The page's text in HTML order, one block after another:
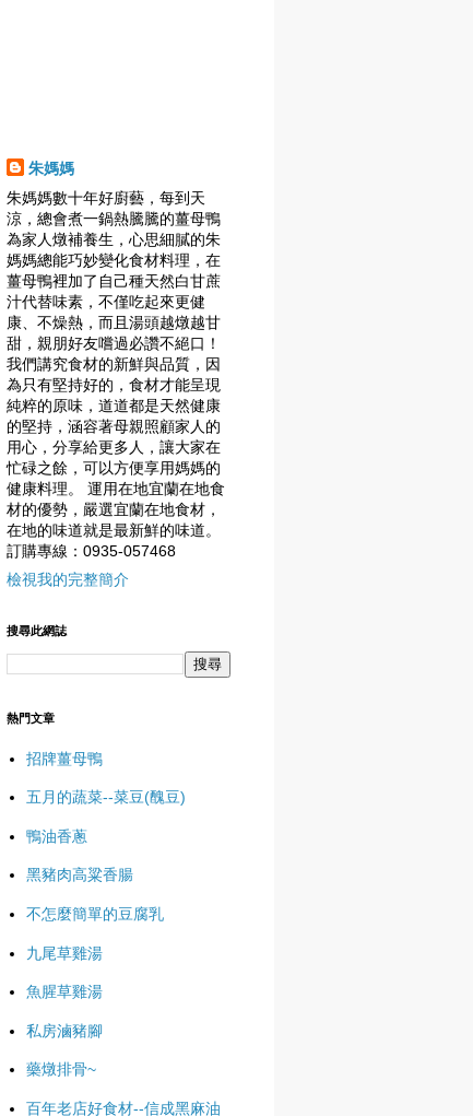
朱媽媽
朱媽媽數十年好廚藝，每到天
涼，總會煮一鍋熱騰騰的薑母鴨
為家人燉補養生，心思細膩的朱
媽媽總能巧妙變化食材料理，在
薑母鴨裡加了自己種天然白甘蔗
汁代替味素，不僅吃起來更健
康、不燥熱，而且湯頭越燉越甘
甜，親朋好友嚐過必讚不絕口！
我們講究食材的新鮮與品質，因
為只有堅持好的，食材才能呈現
純粹的原味，道道都是天然健康
的堅持，涵容著母親照顧家人的
用心，分享給更多人，讓大家在
忙碌之餘，可以方便享用媽媽的
健康料理。 運用在地宜蘭在地食
材的優勢，嚴選宜蘭在地食材，
在地的味道就是最新鮮的味道。
訂購專線：0935-057468
檢視我的完整簡介
搜尋此網誌
熱門文章
招牌薑母鴨
五月的蔬菜--菜豆(醜豆)
鴨油香蔥
黑豬肉高粱香腸
不怎麼簡單的豆腐乳
九尾草雞湯
魚腥草雞湯
私房滷豬腳
藥燉排骨~
百年老店好食材--信成黑麻油